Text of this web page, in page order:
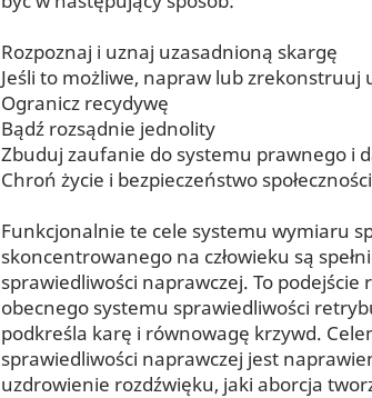
Rozpoznaj i uznaj uzasadnioną skargę
Jeśli to możliwe, napraw lub zrekonstruuj
Ogranicz recydywę
Bądź rozsądnie jednolity
Zbuduj zaufanie do systemu prawnego i
Chroń życie i bezpieczeństwo społeczności
Funkcjonalnie te cele systemu wymiaru
skoncentrowanego na człowieku są
sprawiedliwości naprawczej. To podejście
obecnego systemu sprawiedliwości
podkreśla karę i równowagę krzywd.
sprawiedliwości naprawczej jest
uzdrowienie rozdźwięku, jaki aborcja